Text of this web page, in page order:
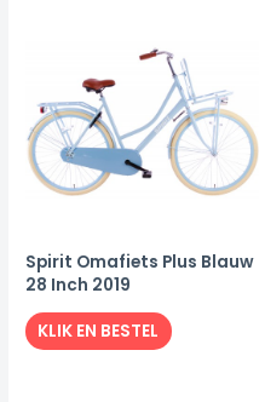
Spirit Omafiets Plus Blauw
28 Inch 2019
KLIK EN BESTEL